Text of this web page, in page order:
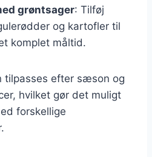
grøntsager: Tilføj
og kartofler til
komplet måltid.
tilpasses efter sæson og
hvilket gør det muligt
forskellige